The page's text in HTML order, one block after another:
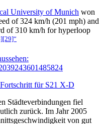
University of Munich won
of 324 km/h (201 mph) and
of 310 km/h for hyperloop
[29]“
für S21 X-D
Städteverbindungen fiel
zurück. Im Jahr 2005
von gut